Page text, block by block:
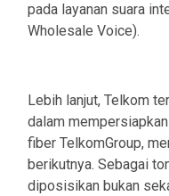
pada layanan suara
Wholesale Voice).
Lebih lanjut, Telkom
dalam
fiber TelkomGroup,
berikutnya. Sebagai
diposisikan bukan